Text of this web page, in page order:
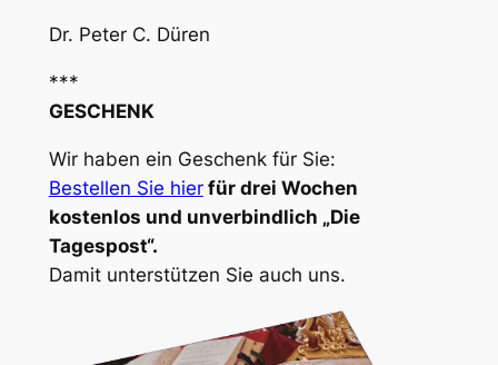
Dr. Peter C. Düren
***
GESCHENK
Wir haben ein Geschenk für Sie:
Bestellen Sie hier für drei Wochen
kostenlos und unverbindlich „Die
Tagespost“.
Damit unterstützen Sie auch uns.